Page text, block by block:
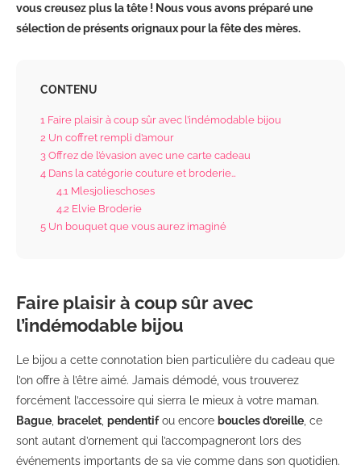
vous creusez plus la tête ! Nous vous avons préparé une
sélection de présents orignaux pour la fête des mères.
CONTENU
1 Faire plaisir à coup sûr avec l’indémodable bijou
2 Un coffret rempli d’amour
3Offrez de l’évasion avec une carte cadeau
4 Dans la catégorie couture et broderie…
4.1Mlesjolieschoses
4.2Elvie Broderie
5 Un bouquet que vous aurez imaginé
Faire plaisir à coup sûr avec
l’indémodable bijou
Le bijou a cette connotation bien particulière du cadeau que
l’on offre à l’être aimé. Jamais démodé, vous trouverez
forcément l’accessoire qui sierra le mieux à votre maman.
Bague bracelet pendentifou encore boucles d’oreille , ce
sont autant d’ornement qui l’accompagneront lors des
événements importants de sa vie comme dans son quotidien.